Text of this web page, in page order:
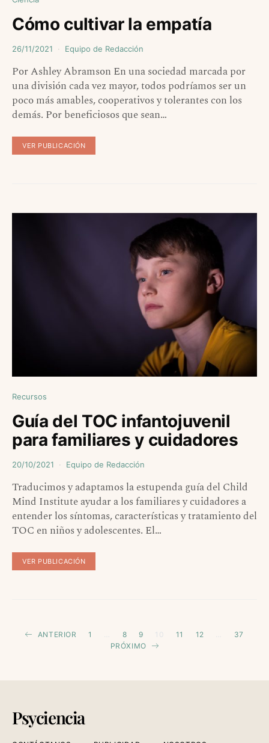
Cómo cultivar la empatía
26/11/2021 Equipo de Redacción
Por Ashley Abramson En una sociedad marcada por
una división cada vez mayor, todos podríamos ser un
poco más amables, cooperativos y tolerantes con los
demás. Por beneficiosos que sean…
VER PUBLICACIÓN
Recursos
Guía del TOC infantojuvenil
para familiares y cuidadores
20/10/2021 Equipo de Redacción
Traducimos y adaptamos la estupenda guía del Child
Mind Institute ayudar a los familiares y cuidadores a
entender los síntomas, características y tratamiento del
TOC en niños y adolescentes. El…
VER PUBLICACIÓN
Paginación
ANTERIOR 1 8 9 10 11 12
37
PRÓXIMO
Psyciencia